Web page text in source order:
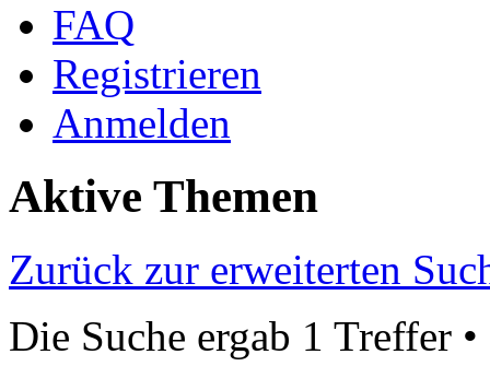
FAQ
Registrieren
Anmelden
Aktive Themen
Zurück zur erweiterten
Die Suche ergab 1 Treffer